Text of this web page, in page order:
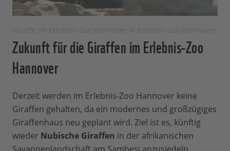
Zukunft für die Giraffen im Erlebnis-Zoo
Hannover
Derzeit werden im Erlebnis-Zoo Hannover keine
Giraffen gehalten, da ein modernes und großzügiges
Giraffenhaus neu geplant wird. Ziel ist es, künftig
wieder Nubische Giraffen in der afrikanischen